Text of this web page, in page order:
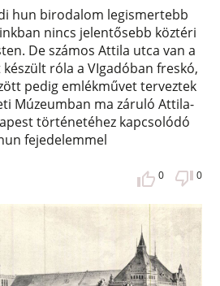
hun birodalom legismertebb
nincs jelentősebb köztéri
De számos Attila utca van a
róla a VIgadóban freskó,
pedig emlékművet terveztek
Múzeumban ma záruló Attila-
történetéhez kapcsolódó
fejedelemmel
0 0